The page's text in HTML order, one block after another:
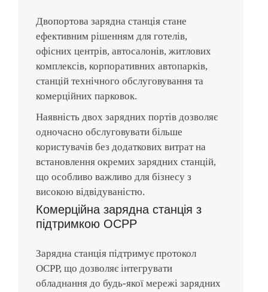
Двопортова зарядна станція стане
ефективним рішенням для готелів,
офісних центрів, автосалонів, житлових
комплексів, корпоративних автопарків,
станцій технічного обслуговування та
комерційних парковок.
Наявність двох зарядних портів дозволяє
одночасно обслуговувати більше
користувачів без додаткових витрат на
встановлення окремих зарядних станцій,
що особливо важливо для бізнесу з
високою відвідуваністю.
Комерційна зарядна станція з
підтримкою OCPP
Зарядна станція підтримує протокол
OCPP, що дозволяє інтегрувати
обладнання до будь-якої мережі зарядних